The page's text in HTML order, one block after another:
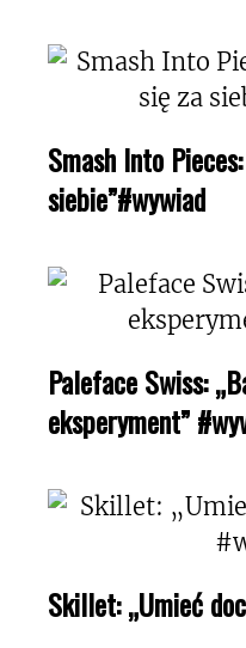
Smash Into
siebie”#wywiad
Paleface Swiss:
eksperyment”
Skillet: „Umieć